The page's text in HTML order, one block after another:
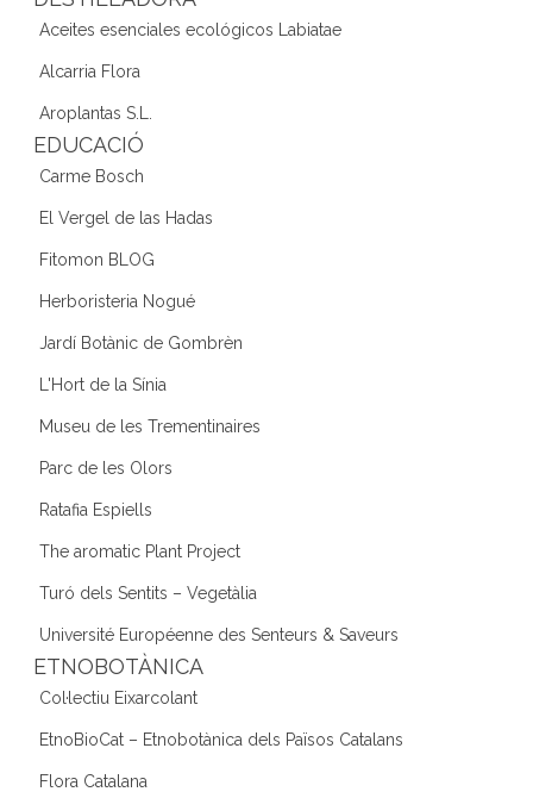
Aceites esenciales ecológicos Labiatae
Alcarria Flora
Aroplantas S.L.
EDUCACIÓ
Carme Bosch
El Vergel de las Hadas
Fitomon BLOG
Herboristeria Nogué
Jardí Botànic de Gombrèn
L'Hort de la Sínia
Museu de les Trementinaires
Parc de les Olors
Ratafia Espiells
The aromatic Plant Project
Turó dels Sentits – Vegetàlia
Université Européenne des Senteurs & Saveurs
ETNOBOTÀNICA
Col·lectiu Eixarcolant
EtnoBioCat – Etnobotànica dels Països Catalans
Flora Catalana